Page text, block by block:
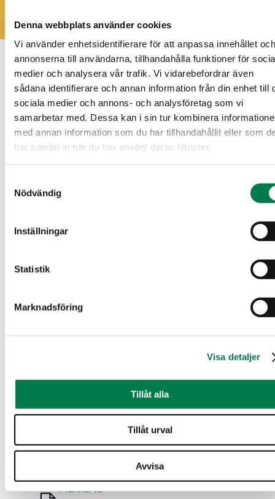
Denna webbplats använder cookies
Vi använder enhetsidentifierare för att anpassa innehållet och
annonserna till användarna, tillhandahålla funktioner för
medier och analysera vår trafik. Vi vidarebefordrar även
sådana identifierare och annan information från din enhet till
sociala medier och annons- och analysföretag som vi
samarbetar med. Dessa kan i sin tur kombinera
med annan information som du har tillhandahållit eller som
har samlat in när du har använt deras tjänster.
Nödvändig
Inställningar
Statistik
Marknadsföring
Visa detaljer
Tillåt alla
Tillåt urval
Avvisa
Nedladdningsbart material
Försäljningsbrochyr
Försäljningsbrochyr_260621411_202607071018.pdf
Skogsvärdering
MetsÃ¤arvio_IN.pdf
Kuviokartta.pdf
Ytkronmodeller
Korkeusmalli.pdf (404.43 KB)
Plankarta